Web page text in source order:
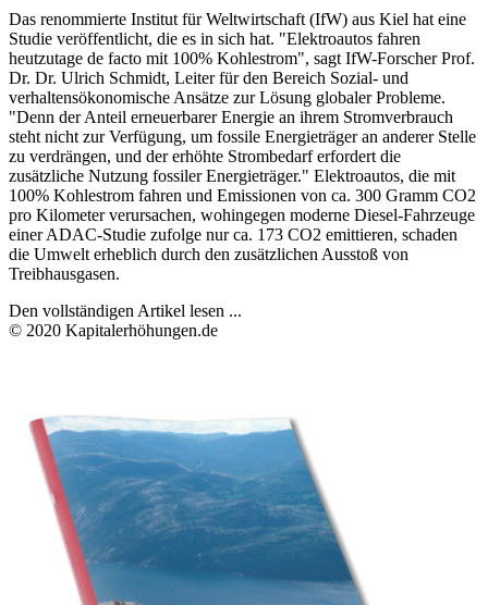
Das renommierte Institut für Weltwirtschaft (IfW) aus Kiel hat eine
Studie veröffentlicht, die es in sich hat. "Elektroautos fahren
heutzutage de facto mit 100% Kohlestrom", sagt IfW-Forscher Prof.
Dr. Dr. Ulrich Schmidt, Leiter für den Bereich Sozial- und
verhaltensökonomische Ansätze zur Lösung globaler Probleme.
"Denn der Anteil erneuerbarer Energie an ihrem Stromverbrauch
steht nicht zur Verfügung, um fossile Energieträger an anderer Stelle
zu verdrängen, und der erhöhte Strombedarf erfordert die
zusätzliche Nutzung fossiler Energieträger." Elektroautos, die mit
100% Kohlestrom fahren und Emissionen von ca. 300 Gramm CO2
pro Kilometer verursachen, wohingegen moderne Diesel-Fahrzeuge
einer ADAC-Studie zufolge nur ca. 173 CO2 emittieren, schaden
die Umwelt erheblich durch den zusätzlichen Ausstoß von
Treibhausgasen.
Den vollständigen Artikel lesen ...
© 2020 Kapitalerhöhungen.de